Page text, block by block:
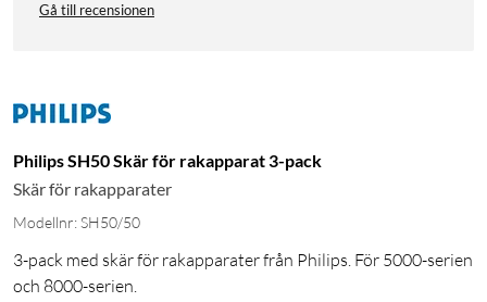
Gå till recensionen
Philips SH50 Skär för rakapparat 3-pack
Skär för rakapparater
Modellnr: SH50/50
3-pack med skär för rakapparater från Philips. För 5000-serien
och 8000-serien.